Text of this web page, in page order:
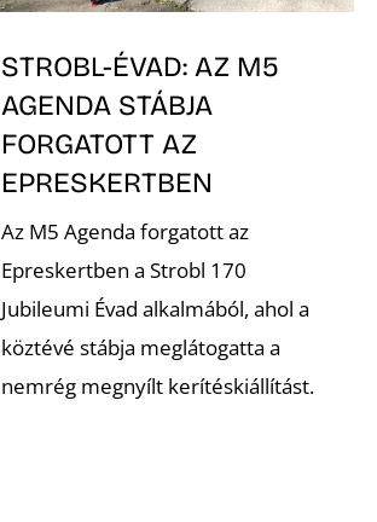
STROBL-ÉVAD: AZ M5
AGENDA STÁBJA
FORGATOTT AZ
EPRESKERTBEN
Az M5 Agenda forgatott az
Epreskertben a Strobl 170
Jubileumi Évad alkalmából, ahol a
köztévé stábja meglátogatta a
nemrég megnyílt kerítéskiállítást.